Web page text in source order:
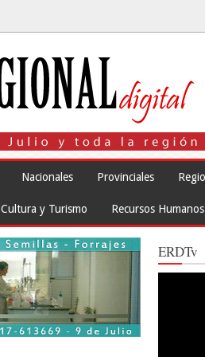
Nacionales Provinciales
Cultura y Turismo Recursos Humanos
ERDTv